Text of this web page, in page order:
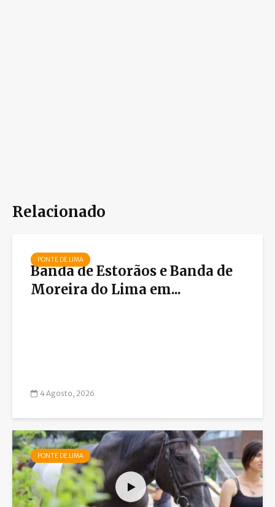
Relacionado
PONTE DE LIMA
Banda de Estorãos e Banda de
Moreira do Lima em...
4 Agosto, 2026
PONTE DE LIMA